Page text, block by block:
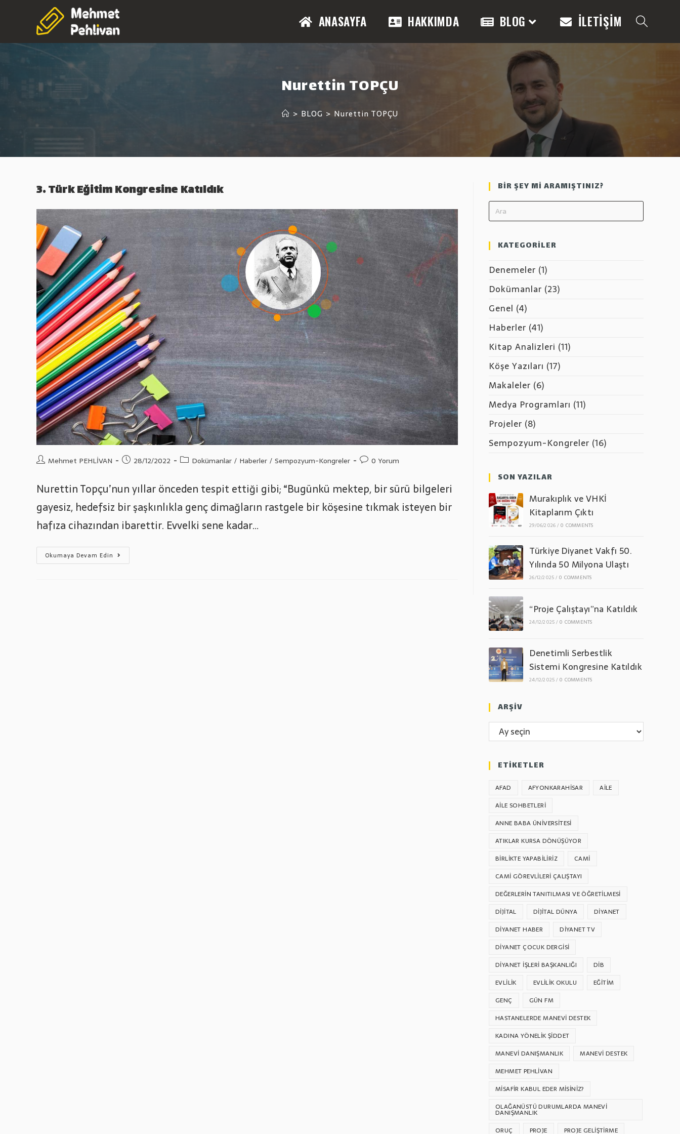
ANASAYFA HAKKIMDA BLOG İLETİŞİM Toggle
Nurettin TOPÇU
> BLOG > Nurettin TOPÇU
3. Türk Eğitim Kongresine Katıldık
PostMehmet PEHLİVAN
Post28/12/2022
PostDokümanlar / Haberler / Sempozyum-Kongreler
Post0 Yorum
Nurettin Topçu’nun yıllar önceden tespit ettiği gibi; “Bugünkü mektep, bir sürü bilgeleri
gayesiz, hedefsiz bir şaşkınlıkla genç dimağların rastgele bir köşesine tıkmak isteyen bir
hafıza cihazından ibarettir. Evvelki sene kadar…
Okumaya Devam Edin 3.
Türk
BİR ŞEY Mİ ARAMIŞTINIZ?
KATEGORİLER
Denemeler (1)
Dokümanlar (23)
Genel (4)
Haberler (41)
Kitap Analizleri (11)
Köşe Yazıları (17)
Makaleler (6)
Medya Programları (11)
Projeler (8)
Sempozyum-Kongreler (16)
SON YAZILAR
Murakıplık ve VHKİ
Kitaplarım Çıktı
29/06/2026/ 0 COMMENTS
Türkiye Diyanet Vakfı 50.
Yılında 50 Milyona Ulaştı
26/12/2025/ 0 COMMENTS
“Proje Çalıştayı”na Katıldık
24/12/2025/ 0 COMMENTS
Denetimli Serbestlik
Sistemi Kongresine Katıldık
24/12/2025/ 0 COMMENTS
ARŞİV
ARŞİV
ETİKETLER
AFAD AFYONKARAHİSAR
AILE
AILE SOHBETLERI
ANNE BABA ÜNIVERSITESI
ATIKLAR KURSA DÖNÜŞÜYOR
BIRLIKTE YAPABILIRIZ
CAMI
CAMI GÖREVLILERI ÇALIŞTAYI
DEĞERLERIN TANITILMASI VE ÖĞRETILMESI
DIJITAL
DIJITAL DÜNYA
DIYANET
DIYANET HABER
DIYANET TV
DIYANET ÇOCUK DERGISI
DIYANET İŞLERI BAŞKANLIĞI
DİB
EVLILIK
EVLILIK OKULU
EĞITIM
GENÇ
GÜN FM
HASTANELERDE MANEVI DESTEK
KADINA YÖNELIK ŞIDDET
MANEVI DANIŞMANLIK
MANEVI DESTEK
MEHMET PEHLİVAN
MISAFIR KABUL EDER MISINIZ?
OLAĞANÜSTÜ DURUMLARDA MANEVI
DANIŞMANLIK
ORUÇ
PROJE
PROJE GELIŞTIRME